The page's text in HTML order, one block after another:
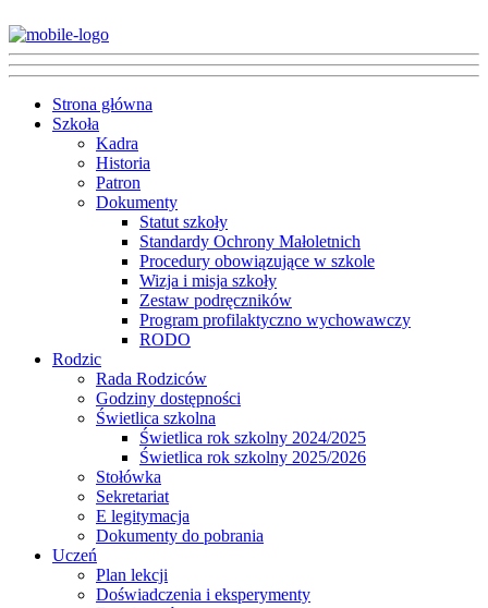
Strona główna
Szkoła
Kadra
Historia
Patron
Dokumenty
Statut szkoły
Standardy Ochrony Małoletnich
Procedury obowiązujące w szkole
Wizja i misja szkoły
Zestaw podręczników
Program profilaktyczno wychowawczy
RODO
Rodzic
Rada Rodziców
Godziny dostępności
Świetlica szkolna
Świetlica rok szkolny 2024/2025
Świetlica rok szkolny 2025/2026
Stołówka
Sekretariat
E legitymacja
Dokumenty do pobrania
Uczeń
Plan lekcji
Doświadczenia i eksperymenty